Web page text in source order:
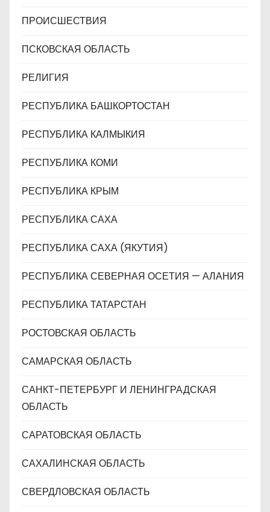
ПРОИСШЕСТВИЯ
ПСКОВСКАЯ ОБЛАСТЬ
РЕЛИГИЯ
РЕСПУБЛИКА БАШКОРТОСТАН
РЕСПУБЛИКА КАЛМЫКИЯ
РЕСПУБЛИКА КОМИ
РЕСПУБЛИКА КРЫМ
РЕСПУБЛИКА САХА
РЕСПУБЛИКА САХА (ЯКУТИЯ)
РЕСПУБЛИКА СЕВЕРНАЯ ОСЕТИЯ — АЛАНИЯ
РЕСПУБЛИКА ТАТАРСТАН
РОСТОВСКАЯ ОБЛАСТЬ
САМАРСКАЯ ОБЛАСТЬ
САНКТ-ПЕТЕРБУРГ И ЛЕНИНГРАДСКАЯ
ОБЛАСТЬ
САРАТОВСКАЯ ОБЛАСТЬ
САХАЛИНСКАЯ ОБЛАСТЬ
СВЕРДЛОВСКАЯ ОБЛАСТЬ